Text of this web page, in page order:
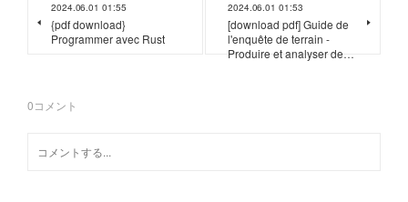
2024.06.01 01:55
{pdf download}
Programmer avec Rust
2024.06.01 01:53
[download pdf] Guide de
l'enquête de terrain -
Produire et analyser de…
0コメント